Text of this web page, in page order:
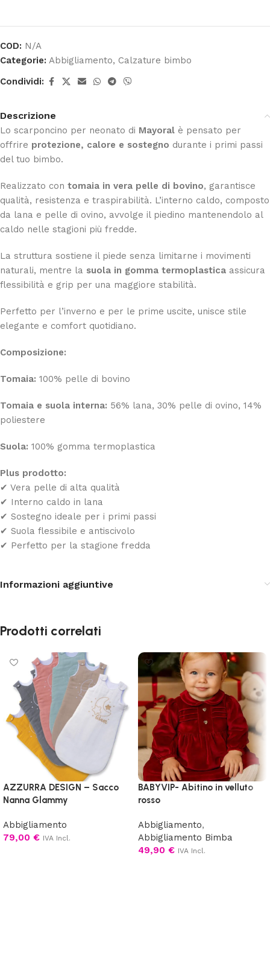
COD: N/A
Categorie: Abbigliamento, Calzature bimbo
Condividi:
Descrizione
Lo scarponcino per neonato di Mayoral è pensato per
offrire protezione, calore e sostegno durante i primi passi
del tuo bimbo.
Realizzato con tomaia in vera pelle di bovino, garantisce
qualità, resistenza e traspirabilità. L’interno caldo, composto
da lana e pelle di ovino, avvolge il piedino mantenendolo al
caldo nelle stagioni più fredde.
La struttura sostiene il piede senza limitarne i movimenti
naturali, mentre la suola in gomma termoplastica assicura
flessibilità e grip per una maggiore stabilità.
Perfetto per l’inverno e per le prime uscite, unisce stile
elegante e comfort quotidiano.
Composizione:
Tomaia: 100% pelle di bovino
Tomaia e suola interna: 56% lana, 30% pelle di ovino, 14%
poliestere
Suola: 100% gomma termoplastica
Plus prodotto:
✔ Vera pelle di alta qualità
✔ Interno caldo in lana
✔ Sostegno ideale per i primi passi
✔ Suola flessibile e antiscivolo
✔ Perfetto per la stagione fredda
Informazioni aggiuntive
Prodotti correlati
AZZURRA DESIGN – Sacco
Nanna Glammy
Abbigliamento
79,00 € IVA Incl.
BABYVIP- Abitino in velluto
rosso
Abbigliamento,
Abbigliamento Bimba
49,90 € IVA Incl.